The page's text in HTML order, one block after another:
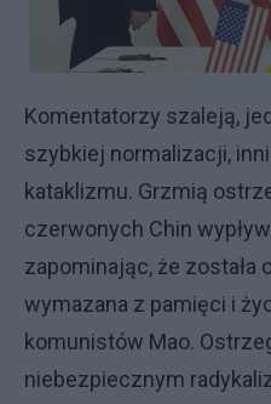
Komentatorzy szaleją,
szybkiej normalizacji,
kataklizmu. Grzmią
czerwonych Chin
zapominając, że została
wymazana z pamięci i
komunistów Mao.
niebezpiecznym